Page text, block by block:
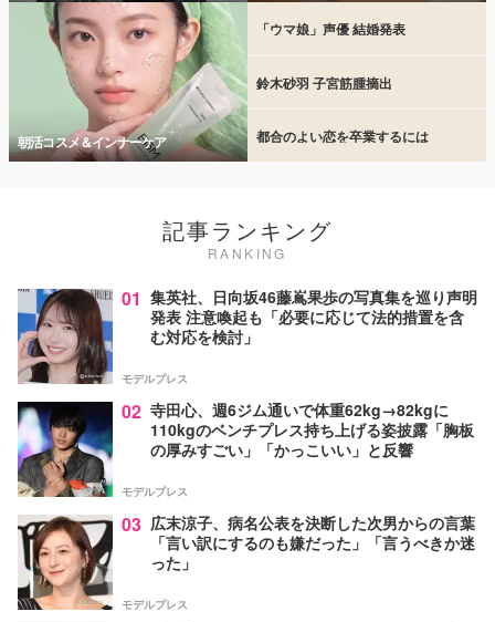
朝活コスメ＆インナーケア
「ウマ娘」声優 結婚発表
鈴木砂羽 子宮筋腫摘出
都合のよい恋を卒業するには
記事ランキング
RANKING
01 集英社、日向坂46藤嶌果歩の写真集を巡り声明
発表 注意喚起も「必要に応じて法的措置を含
む対応を検討」
モデルプレス
02 寺田心、週6ジム通いで体重62kg→82kgに
110kgのベンチプレス持ち上げる姿披露「胸板
の厚みすごい」「かっこいい」と反響
モデルプレス
03 広末涼子、病名公表を決断した次男からの言葉
「言い訳にするのも嫌だった」「言うべきか迷
った」
モデルプレス